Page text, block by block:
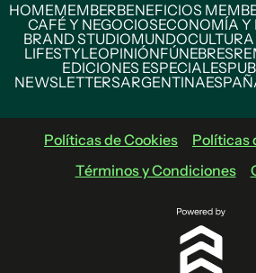
HOMEMEMBERBENEFICIOS
CAFÉ Y NEGOCIOSECONOMÍA Y
BRAND STUDIOMUNDO
LIFESTYLEOPINIÓNFÚNEBRES
EDICIONES ESPECIALES
NEWSLETTERSARGENTINA
Políticas de Cookies
Políticas
Términos y Condiciones